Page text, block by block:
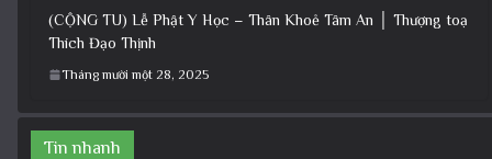
(CỘNG TU) Lễ Phật Y Học – Thân Khoẻ Tâm An │ Thượng toạ
Thích Đạo Thịnh
Tháng mười một 28, 2025
Tin nhanh